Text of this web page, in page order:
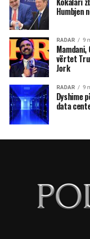
Humbjen
RADAR 9
vërtet
Jork
RADAR 9
Dyshime
data